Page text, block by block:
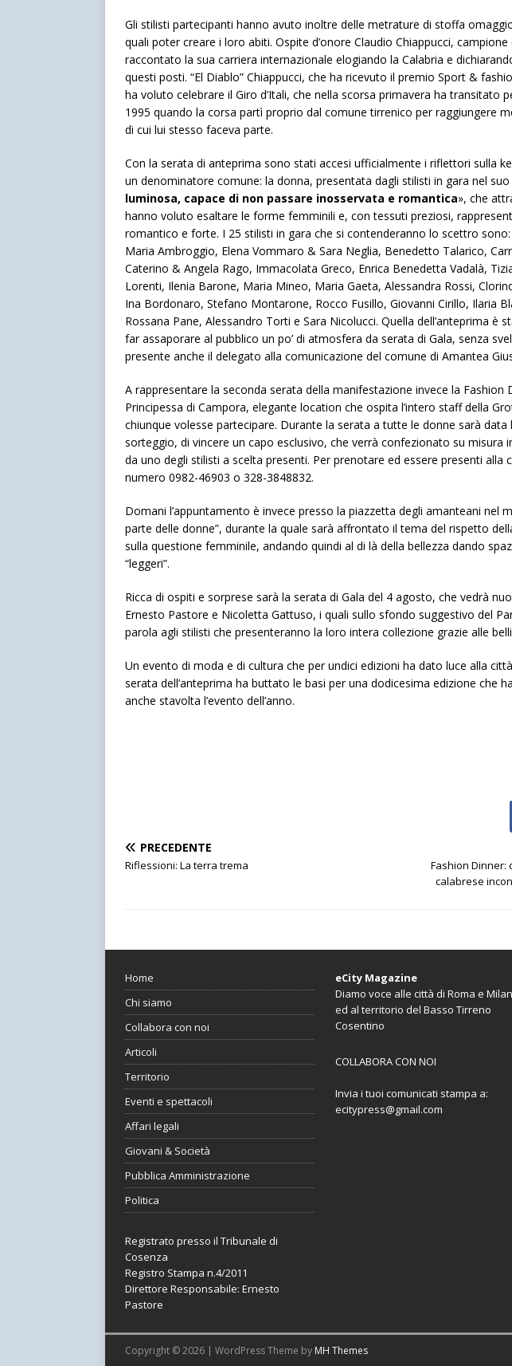
Gli stilisti partecipanti hanno avuto inoltre delle metrature di stoffa omaggio
quali poter creare i loro abiti. Ospite d’onore Claudio Chiappucci,
raccontato la sua carriera internazionale elogiando la Calabria e
questi posti. “El Diablo” Chiappucci, che ha ricevuto il premio Sport &
ha voluto celebrare il Giro d’Itali, che nella scorsa primavera ha transitato
1995 quando la corsa partì proprio dal comune tirrenico per raggiungere
di cui lui stesso faceva parte.
Con la serata di anteprima sono stati accesi ufficialmente i riflettori sulla
un denominatore comune: la donna, presentata dagli stilisti in gara nel suo
luminosa, capace di non passare inosservata e romantica», che
hanno voluto esaltare le forme femminili e, con tessuti preziosi,
romantico e forte. I 25 stilisti in gara che si contenderanno lo scettro
Maria Ambroggio, Elena Vommaro & Sara Neglia, Benedetto Talarico,
Caterino & Angela Rago, Immacolata Greco, Enrica Benedetta Vadalà,
Lorenti, Ilenia Barone, Maria Mineo, Maria Gaeta, Alessandra Rossi,
Ina Bordonaro, Stefano Montarone, Rocco Fusillo, Giovanni Cirillo, Ilaria
Rossana Pane, Alessandro Torti e Sara Nicolucci. Quella dell’anteprima è
far assaporare al pubblico un po’ di atmosfera da serata di Gala, senza
presente anche il delegato alla comunicazione del comune di Amantea
A rappresentare la seconda serata della manifestazione invece la Fashion
Principessa di Campora, elegante location che ospita l’intero staff della
chiunque volesse partecipare. Durante la serata a tutte le donne sarà
sorteggio, di vincere un capo esclusivo, che verrà confezionato su misura
da uno degli stilisti a scelta presenti. Per prenotare ed essere presenti alla
numero 0982-46903 o 328-3848832.
Domani l’appuntamento è invece presso la piazzetta degli amanteani nel
parte delle donne”, durante la quale sarà affrontato il tema del rispetto
sulla questione femminile, andando quindi al di là della bellezza dando
“leggeri”.
Ricca di ospiti e sorprese sarà la serata di Gala del 4 agosto, che vedrà
Ernesto Pastore e Nicoletta Gattuso, i quali sullo sfondo suggestivo del
parola agli stilisti che presenteranno la loro intera collezione grazie alle
Un evento di moda e di cultura che per undici edizioni ha dato luce alla
serata dell’anteprima ha buttato le basi per una dodicesima edizione che
anche stavolta l’evento dell’anno.
PRECEDENTE
Riflessioni: La terra trema
Fashion Dinner:
calabrese
Home
Chi siamo
Collabora con noi
Articoli
Territorio
Eventi e spettacoli
Affari legali
Giovani & Società
Pubblica Amministrazione
Politica
Registrato presso il Tribunale di
Cosenza
Registro Stampa n.4/2011
Direttore Responsabile: Ernesto
Pastore
eCity Magazine
Diamo voce alle città di Roma e
ed al territorio del Basso Tirreno
Cosentino
COLLABORA CON NOI
Invia i tuoi comunicati stampa a:
ecitypress@gmail.com
Copyright © 2026 | WordPress Theme by MH Themes